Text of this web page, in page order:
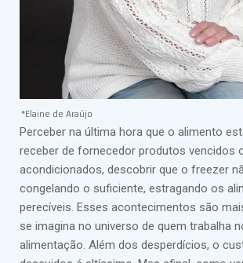
*Elaine de Araújo
Perceber na última hora que o alimento
receber de fornecedor produtos vencidos
acondicionados, descobrir que o freezer
congelando o suficiente, estragando os
perecíveis. Esses acontecimentos são
se imagina no universo de quem trabalha
alimentação. Além dos desperdícios, o